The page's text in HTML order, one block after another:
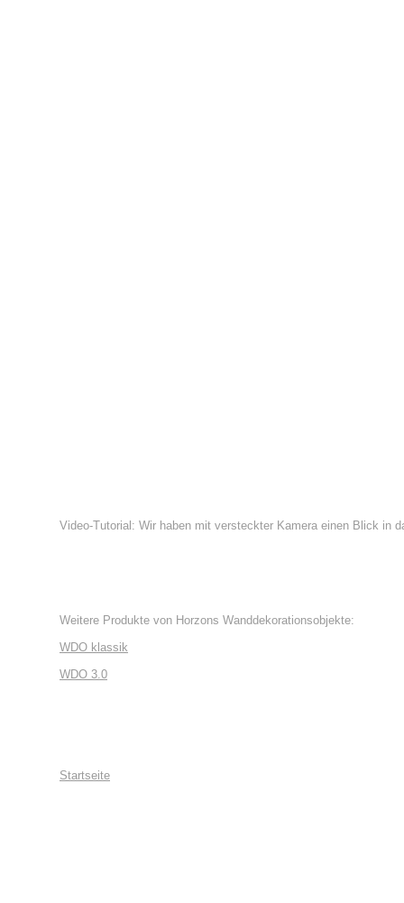
Video-Tutorial: Wir haben mit versteckter Kamera einen Blick in
Weitere Produkte von Horzons Wanddekorationsobjekte:
WDO klassik
WDO 3.0
Startseite